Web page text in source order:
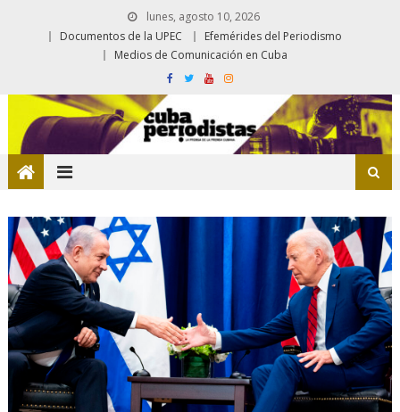
lunes, agosto 10, 2026
Documentos de la UPEC
Efemérides del Periodismo
Medios de Comunicación en Cuba